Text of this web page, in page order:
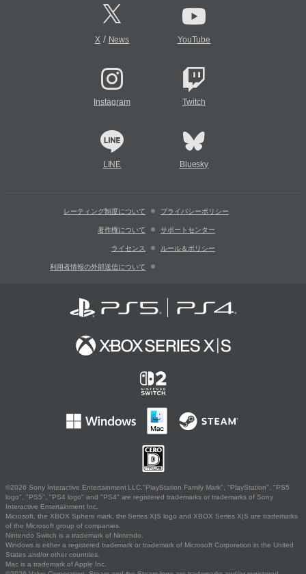
X/ News YouTube
Instagram Twitch
LINE Bluesky
レーティング制度について プライバシーポリシー
著作権について サポートセンター
ライセンス ルール＆ポリシー
利用者情報の外部送信について
©2026 Sony Interactive Entertainment LLC."PlayStation Family Mark", "PlayStation", "PS5
logo", "PS5", "PS4 logo" and "PS4" are registered trademarks or trademarks of Sony
Interactive Entertainment Inc.
Microsoft, the XBOX Sphere mark, the Series X|S logo and XBOX Series X|S are trademarks
of the Microsoft group of companies.
Nintendo Switch is a trademark of Nintendo.
Windows is either a registered trademark or trademark of Microsoft Corporation in the United
States and/or other countries.
Mac is a trademark of Apple Inc.